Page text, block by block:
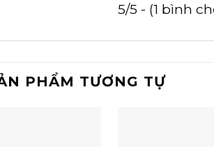
5/5 - (1 bình
PHẨM TƯƠNG TỰ